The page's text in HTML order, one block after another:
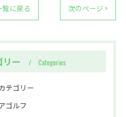
覧に戻る 次のページ >
リー Categories
テゴリー
ゴルフ